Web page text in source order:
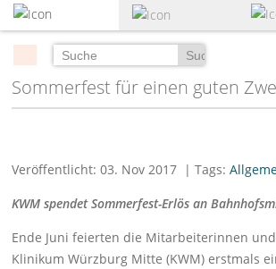
zum
Hauptinhalt
Suchen
Sommerfest für einen guten
Veröffentlicht: 03. Nov 2017 | Tags:
KWM spendet Sommerfest-Erlös an
Ende Juni feierten die Mitarbeiterinnen
Klinikum Würzburg Mitte (KWM) erstmals